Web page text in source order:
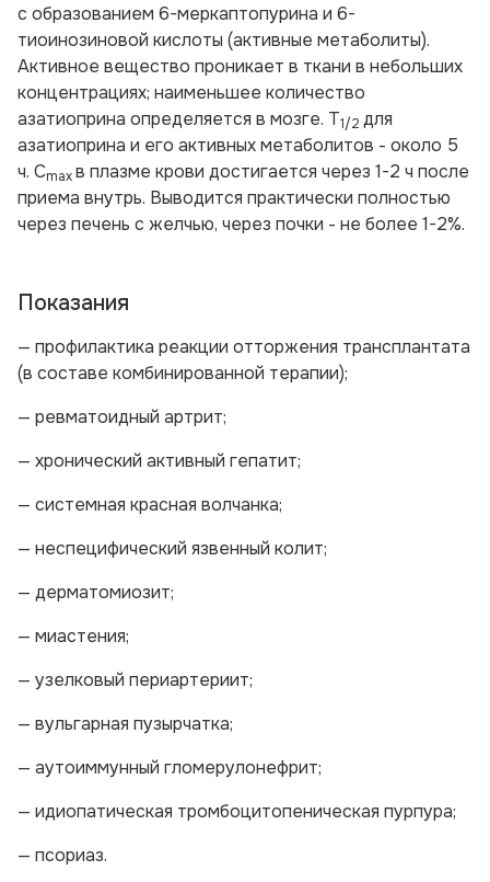
с образованием 6-меркаптопурина и 6-
тиоинозиновой кислоты (активные метаболиты).
Активное вещество проникает в ткани в небольших
концентрациях; наименьшее количество
азатиоприна определяется в мозге. T1/2 для
азатиоприна и его активных метаболитов - около 5
ч. Сmахв плазме крови достигается через 1-2 ч после
приема внутрь. Выводится практически полностью
через печень с желчью, через почки - не более 1-2%.
Показания
— профилактика реакции отторжения трансплантата
(в составе комбинированной терапии);
— ревматоидный артрит;
— хронический активный гепатит;
— системная красная волчанка;
— неспецифический язвенный колит;
— дерматомиозит;
— миастения;
— узелковый периартериит;
— вульгарная пузырчатка;
— аутоиммунный гломерулонефрит;
— идиопатическая тромбоцитопеническая пурпура;
— псориаз.